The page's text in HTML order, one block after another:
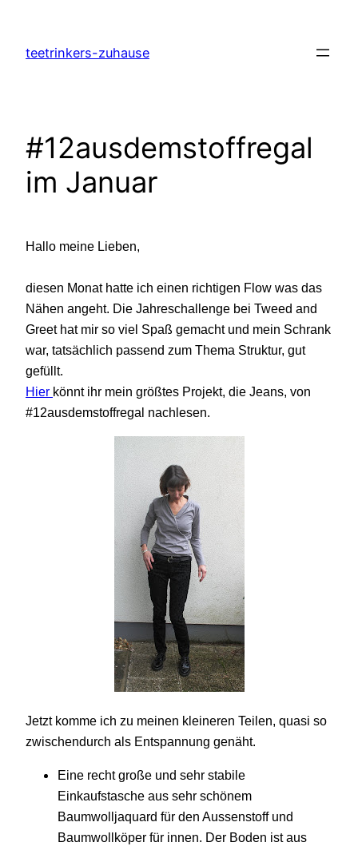
springen
teetrinkers-zuhause
#12ausdemstoffregal
im Januar
Hallo meine Lieben,
diesen Monat hatte ich einen richtigen Flow was das
Nähen angeht. Die Jahreschallenge bei Tweed and
Greet hat mir so viel Spaß gemacht und mein Schrank
war, tatsächlich passend zum Thema Struktur, gut
gefüllt.
Hier könnt ihr mein größtes Projekt, die Jeans, von
#12ausdemstoffregal nachlesen.
Jetzt komme ich zu meinen kleineren Teilen, quasi so
zwischendurch als Entspannung genäht.
Eine recht große und sehr stabile
Einkaufstasche aus sehr schönem
Baumwolljaquard für den Aussenstoff und
Baumwollköper für innen. Der Boden ist aus